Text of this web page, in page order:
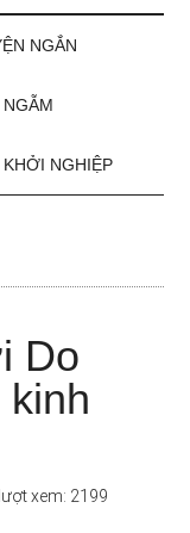
NGẮN
NGHIỆP
Do
xem: 2199